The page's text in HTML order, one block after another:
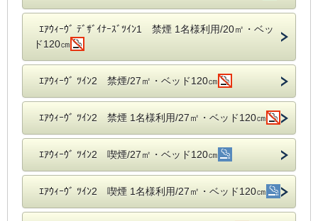
ｴｱｳｨｰｳﾞ ﾃﾞｻﾞｲﾅｰｽﾞﾂｲﾝ1 禁煙 1名様利用/20㎡・ベッ
ド120㎝
ｴｱｳｨｰｳﾞ ﾂｲﾝ2 禁煙/27㎡・ベッド120㎝
ｴｱｳｨｰｳﾞ ﾂｲﾝ2 禁煙 1名様利用/27㎡・ベッド120㎝
ｴｱｳｨｰｳﾞ ﾂｲﾝ2 喫煙/27㎡・ベッド120㎝
ｴｱｳｨｰｳﾞ ﾂｲﾝ2 喫煙 1名様利用/27㎡・ベッド120㎝